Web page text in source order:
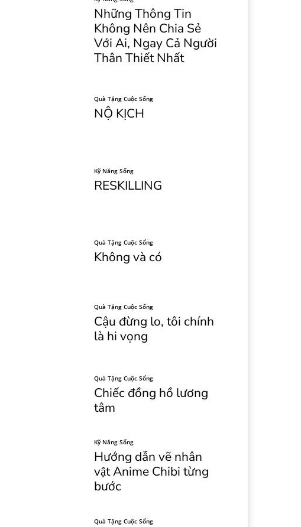
Những Thông Tin
Không Nên Chia Sẻ
Với Ai, Ngay Cả Người
Thân Thiết Nhất
Quà Tặng Cuộc Sống
NỘ KỊCH
Kỹ Năng Sống
RESKILLING
Quà Tặng Cuộc Sống
Không và có
Quà Tặng Cuộc Sống
Cậu đừng lo, tôi chính
là hi vọng
Quà Tặng Cuộc Sống
Chiếc đồng hồ lương
tâm
Kỹ Năng Sống
Hướng dẫn vẽ nhân
vật Anime Chibi từng
bước
Quà Tặng Cuộc Sống